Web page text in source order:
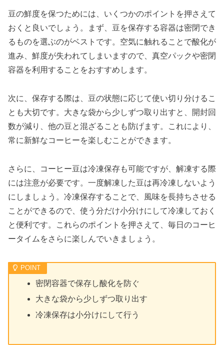
豆の鮮度を保つためには、いくつかのポイントを押さえて
おくと良いでしょう。まず、豆を保存する容器は密閉でき
るものを選ぶのがベストです。空気に触れることで酸化が
進み、鮮度が失われてしまいますので、真空パックや密閉
容器を利用することをおすすめします。
次に、保存する際は、豆の状態に応じて使い切り分けるこ
とも大切です。大きな袋から少しずつ取り出すと、開封回
数が減り、他の豆と混ざることも防げます。これにより、
常に新鮮なコーヒーを楽しむことができます。
さらに、コーヒー豆は冷凍保存も可能ですが、解凍する際
には注意が必要です。一度解凍した豆は再冷凍しないよう
にしましょう。冷凍保存することで、風味を長持ちさせる
ことができるので、使う分だけ小分けにして冷凍しておく
と便利です。これらのポイントを押さえて、毎日のコーヒ
ータイムをさらに楽しんでいきましょう。
密閉容器で保存し酸化を防ぐ
大きな袋から少しずつ取り出す
冷凍保存は小分けにして行う